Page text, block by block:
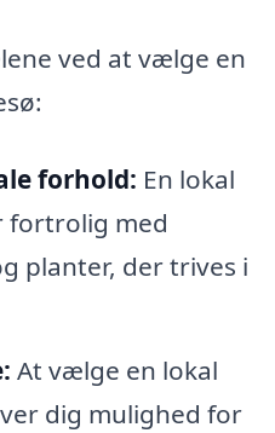
ved at vælge en
forhold: En lokal
med
planter, der trives i
At vælge en lokal
dig mulighed for